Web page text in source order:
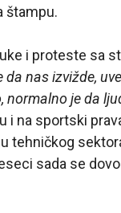
štampu.
i proteste sa
nas izvižde,
je da
na sportski
tehničkog
sada se